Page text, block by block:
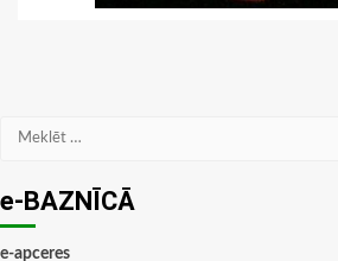
Meklēt:
e-BAZNĪCĀ
e-apceres